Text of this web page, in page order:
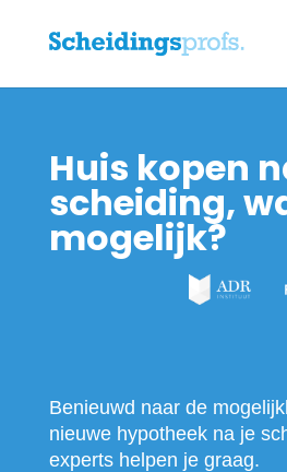
Huis kopen
scheiding,
mogelijk?
Benieuwd naar de
nieuwe hypotheek na je
experts helpen je graag.